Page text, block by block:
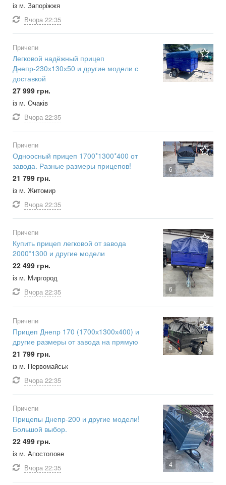
із м. Запоріжжя
Вчора 22:35
6
Причепи
Легковой надёжный прицеп
Днепр-230х130х50 и другие модели с
доставкой
27 999 грн.
із м. Очаків
Вчора 22:35
6
Причепи
Одноосный прицеп 1700*1300*400 от
завода. Разные размеры прицепов!
21 799 грн.
із м. Житомир
Вчора 22:35
6
Причепи
Купить прицеп легковой от завода
2000*1300 и другие модели
22 499 грн.
із м. Миргород
Вчора 22:35
5
Причепи
Прицеп Днепр 170 (1700х1300х400) и
другие размеры от завода на прямую
21 799 грн.
із м. Первомайськ
Вчора 22:35
4
Причепи
Прицепы Днепр-200 и другие модели!
Большой выбор.
22 499 грн.
із м. Апостолове
Вчора 22:35